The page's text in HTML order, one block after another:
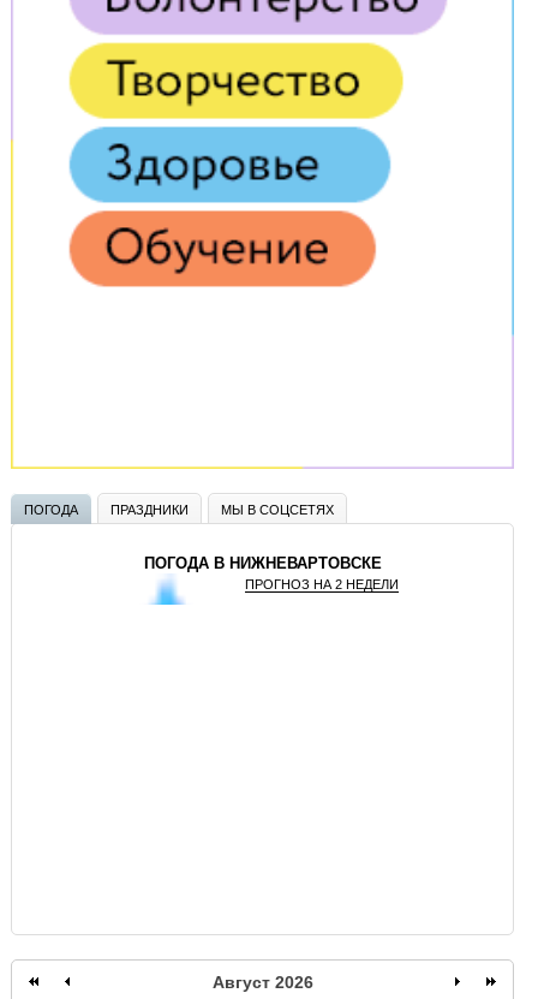
ПОГОДА ПРАЗДНИКИ МЫ В СОЦСЕТЯХ
ПОГОДА В НИЖНЕВАРТОВСКЕ
ПРОГНОЗ НА 2 НЕДЕЛИ
Август 2026